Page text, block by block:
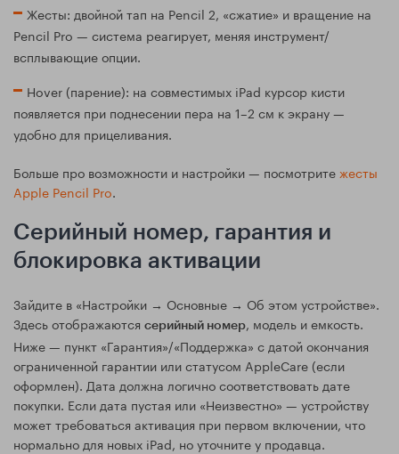
Жесты: двойной тап на Pencil 2, «сжатие» и вращение на
Pencil Pro — система реагирует, меняя инструмент/
всплывающие опции.
Hover (парение): на совместимых iPad курсор кисти
появляется при поднесении пера на 1–2 см к экрану —
удобно для прицеливания.
Больше про возможности и настройки — посмотрите жесты
Apple Pencil Pro.
Серийный номер, гарантия и
блокировка активации
Зайдите в «Настройки → Основные → Об этом устройстве».
Здесь отображаются серийный номер, модель и емкость.
Ниже — пункт «Гарантия»/«Поддержка» с датой окончания
ограниченной гарантии или статусом AppleCare (если
оформлен). Дата должна логично соответствовать дате
покупки. Если дата пустая или «Неизвестно» — устройству
может требоваться активация при первом включении, что
нормально для новых iPad, но уточните у продавца.